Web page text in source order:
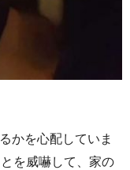
かを心配していま
を威嚇して、家の